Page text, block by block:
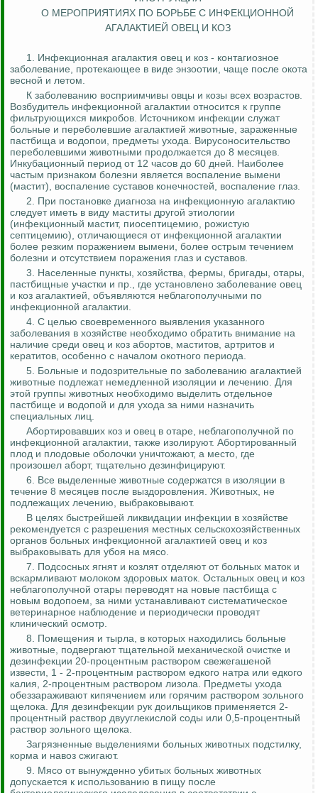
О МЕРОПРИЯТИЯХ ПО БОРЬБЕ С ИНФЕКЦИОННОЙ
АГАЛАКТИЕЙ ОВЕЦ И КОЗ
1. Инфекционная агалактия овец и коз - контагиозное
заболевание, протекающее в виде энзоотии, чаще после окота
весной и летом.
К заболеванию восприимчивы овцы и козы всех возрастов.
Возбудитель инфекционной агалактии относится к группе
фильтрующихся микробов. Источником инфекции служат
больные и переболевшие агалактией животные, зараженные
пастбища и водопои, предметы ухода. Вирусоносительство
переболевшими животными продолжается до 8 месяцев.
Инкубационный период от 12 часов до 60 дней. Наиболее
частым признаком болезни является воспаление вымени
(мастит), воспаление суставов конечностей, воспаление глаз.
2. При постановке диагноза на инфекционную агалактию
следует иметь в виду маститы другой этиологии
(инфекционный мастит, пиосептицемию, рожистую
септицемию), отличающиеся от инфекционной агалактии
более резким поражением вымени, более острым течением
болезни и отсутствием поражения глаз и суставов.
3. Населенные пункты, хозяйства, фермы, бригады, отары,
пастбищные участки и пр., где установлено заболевание овец
и коз агалактией, объявляются неблагополучными по
инфекционной агалактии.
4. С целью своевременного выявления указанного
заболевания в хозяйстве необходимо обратить внимание на
наличие среди овец и коз абортов, маститов, артритов и
кератитов, особенно с началом окотного периода.
5. Больные и подозрительные по заболеванию агалактией
животные подлежат немедленной изоляции и лечению. Для
этой группы животных необходимо выделить отдельное
пастбище и водопой и для ухода за ними назначить
специальных лиц.
Абортировавших коз и овец в отаре, неблагополучной по
инфекционной агалактии, также изолируют. Абортированный
плод и плодовые оболочки уничтожают, а место, где
произошел аборт, тщательно дезинфицируют.
6. Все выделенные животные содержатся в изоляции в
течение 8 месяцев после выздоровления. Животных, не
подлежащих лечению, выбраковывают.
В целях быстрейшей ликвидации инфекции в хозяйстве
рекомендуется с разрешения местных сельскохозяйственных
органов больных инфекционной агалактией овец и коз
выбраковывать для убоя на мясо.
7. Подсосных ягнят и козлят отделяют от больных маток и
вскармливают молоком здоровых маток. Остальных овец и коз
неблагополучной отары переводят на новые пастбища с
новым водопоем, за ними устанавливают систематическое
ветеринарное наблюдение и периодически проводят
клинический осмотр.
8. Помещения и тырла, в которых находились больные
животные, подвергают тщательной механической очистке и
дезинфекции 20-процентным раствором свежегашеной
извести, 1 - 2-процентным раствором едкого натра или едкого
калия, 2-процентным раствором лизола. Предметы ухода
обеззараживают кипячением или горячим раствором зольного
щелока. Для дезинфекции рук доильщиков применяется 2-
процентный раствор двууглекислой соды или 0,5-процентный
раствор зольного щелока.
Загрязненные выделениями больных животных подстилку,
корма и навоз сжигают.
9. Мясо от вынужденно убитых больных животных
допускается к использованию в пищу после